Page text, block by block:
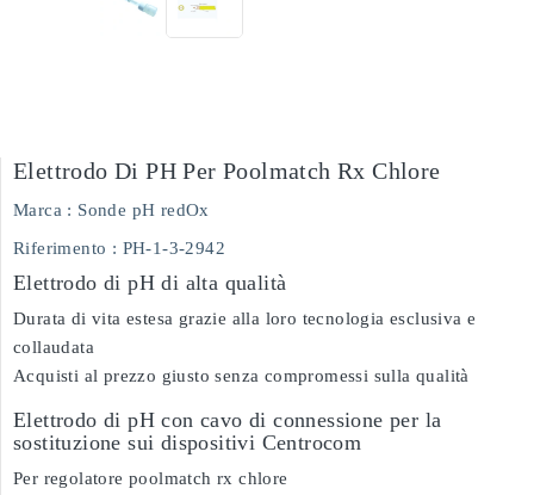
Elettrodo Di PH Per Poolmatch Rx Chlore
Marca : Sonde pH redOx
Riferimento : PH-1-3-2942
Elettrodo di pH di alta qualità
Durata di vita estesa grazie alla loro tecnologia esclusiva e
collaudata
Acquisti al prezzo giusto senza compromessi sulla qualità
Elettrodo di pH con cavo di connessione per la
sostituzione sui dispositivi Centrocom
Per regolatore poolmatch rx chlore